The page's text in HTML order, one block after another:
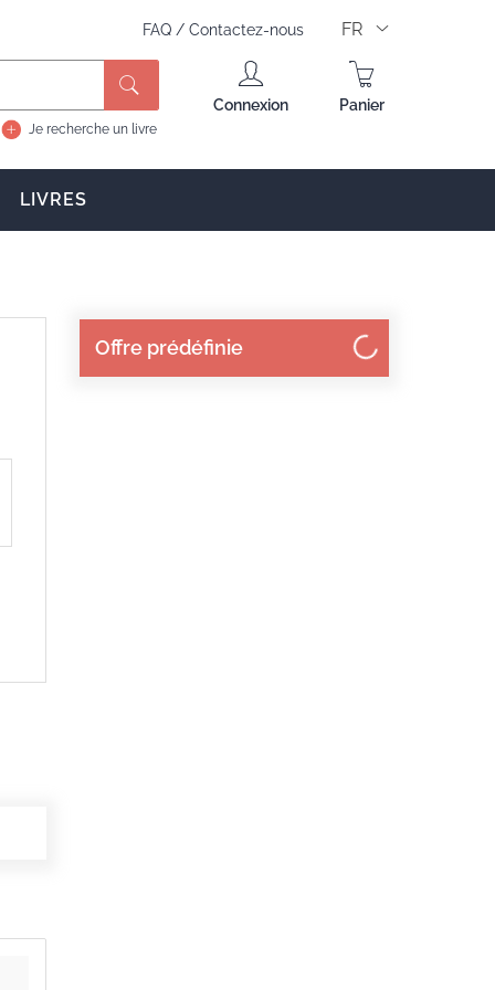
FAQ / Contactez-nous FR
Je recherche un livre
Connexion Panier
LIVRES
Offre prédéfinie